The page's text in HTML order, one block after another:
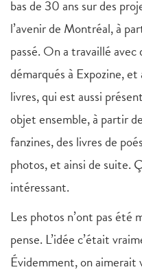
bas de 30 ans sur des
l’avenir de Montréal, à
passé. On a travaillé
démarqués à Expozine,
livres, qui est aussi
objet ensemble, à partir
fanzines, des livres de
photos, et ainsi de suite.
intéressant.
Les photos n’ont pas été
pense. L’idée c’était
Évidemment, on aimerait